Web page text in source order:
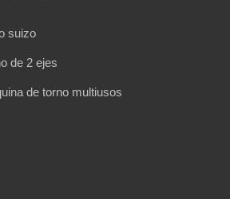
suizo
de 2 ejes
de torno multiusos